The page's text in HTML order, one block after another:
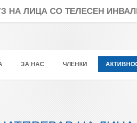
НА ЛИЦА СО ТЕЛЕСЕН
ЗА НАС ЧЛЕНКИ